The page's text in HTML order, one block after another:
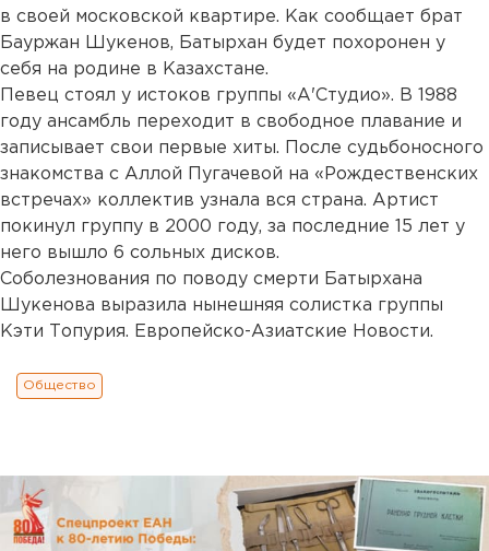
в своей московской квартире. Как сообщает брат
Бауржан Шукенов, Батырхан будет похоронен у
себя на родине в Казахстане.
Певец стоял у истоков группы «А'Студио». В 1988
году ансамбль переходит в свободное плавание и
записывает свои первые хиты. После судьбоносного
знакомства с Аллой Пугачевой на «Рождественских
встречах» коллектив узнала вся страна. Артист
покинул группу в 2000 году, за последние 15 лет у
него вышло 6 сольных дисков.
Соболезнования по поводу смерти Батырхана
Шукенова выразила нынешняя солистка группы
Кэти Топурия. Европейско-Азиатские Новости.
Общество